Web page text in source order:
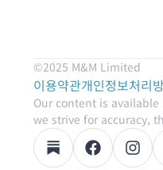
©2025 M&M Limited
이용약관개인정보처리
Our content is
we strive for accuracy,